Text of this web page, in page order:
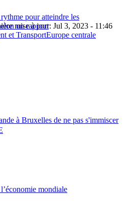
pour atteindre les
un rapport
mise à jour: Jul 3, 2023 - 11:46
et TransportEurope centrale
à Bruxelles de ne pas s'immiscer
mondiale